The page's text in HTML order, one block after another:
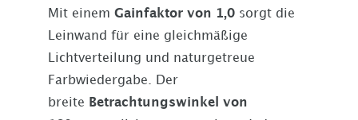
Mit einem Gainfaktor von 1,0 sorgt die
Leinwand für eine gleichmäßige
Lichtverteilung und naturgetreue
Farbwiedergabe. Der
breite Betrachtungswinkel von